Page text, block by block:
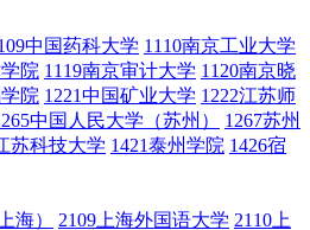
中国药科大学 1110南京工业大学
院 1119南京审计大学 1120南京晓
院 1221中国矿业大学 1222江苏师
中国人民大学（苏州）
1267苏州
苏科技大学 1421泰州学院 1426宿
海） 2109上海外国语大学 2110上